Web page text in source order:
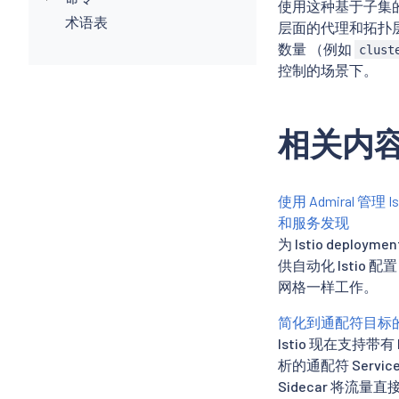
术语表
host:
subset:
使用这种基于子集
层面的代理和拓扑
数量 （例如
控制的场景下。
相关内
使用 Admiral 管理
和服务发现
为 Istio
供自动化 Istio 配
网格一样工作。
简化到通配符目标
Istio 现在支持带有
析的通配符
Sidecar 将流量直